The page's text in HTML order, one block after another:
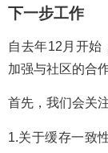
下一步工作
自去年12月开始
加强与社区的合作
首先，我们会关
1.关于缓存一致